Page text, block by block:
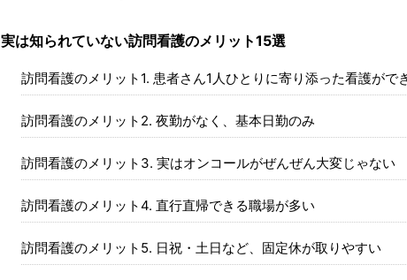
実は知られていない訪問看護のメリット15選
訪問看護のメリット1. 患者さん1人ひとりに寄り添った看護がで
訪問看護のメリット2. 夜勤がなく、基本日勤のみ
訪問看護のメリット3. 実はオンコールがぜんぜん大変じゃない
訪問看護のメリット4. 直行直帰できる職場が多い
訪問看護のメリット5. 日祝・土日など、固定休が取りやすい